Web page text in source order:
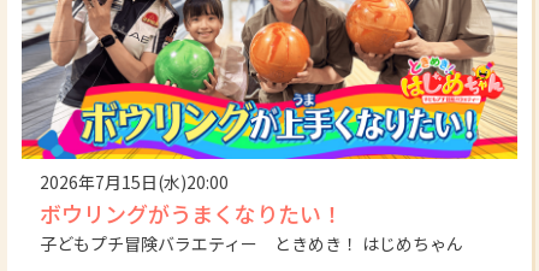
2026年7月15日(水)20:00
ボウリングがうまくなりたい！
子どもプチ冒険バラエティー ときめき！ はじめちゃん